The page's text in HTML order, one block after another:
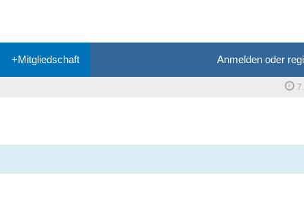
+Mitgliedschaft Anmelden oder